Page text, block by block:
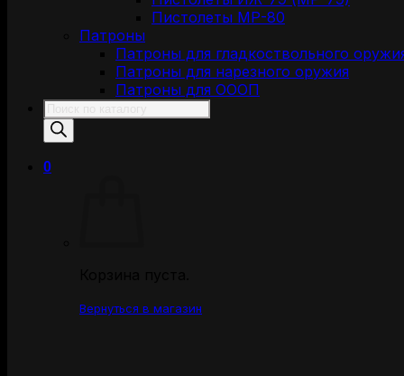
Пистолеты МР-80
Патроны
Патроны для гладкоствольного
Патроны для нарезного оружия
Патроны для ОООП
Поиск
товаров
0
Вернуться в магазин